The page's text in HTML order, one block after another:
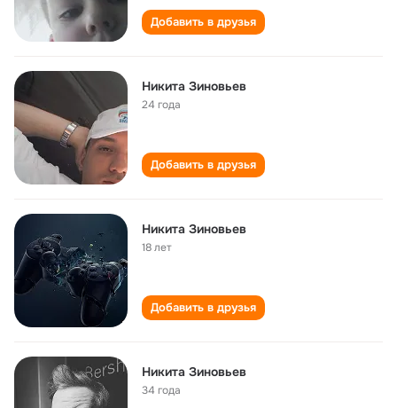
Добавить в друзья
Никита Зиновьев
24 года
Добавить в друзья
Никита Зиновьев
18 лет
Добавить в друзья
Никита Зиновьев
34 года